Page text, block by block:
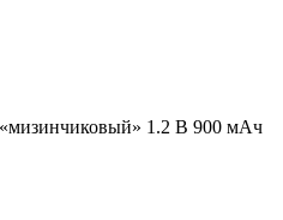
1.2 В 900 мАч